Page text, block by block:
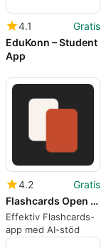
4.1
Gratis
EduKonn – Student
App
4.2
Gratis
Flashcards Open Source App
Effektiv Flashcards-
app med AI-stöd